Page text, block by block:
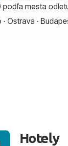
podľa mesta
· Ostrava ·
Hotely